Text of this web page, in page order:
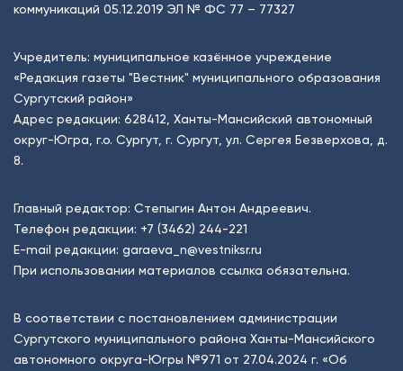
коммуникаций 05.12.2019 ЭЛ № ФС 77 – 77327
Учредитель: муниципальное казённое учреждение
«Редакция газеты "Вестник" муниципального образования
Сургутский район»
Адрес редакции: 628412, Ханты-Мансийский автономный
округ-Югра, г.о. Сургут, г. Сургут, ул. Сергея Безверхова, д.
8.
Главный редактор: Степыгин Антон Андреевич.
Телефон редакции: +7 (3462) 244-221
E-mail редакции: garaeva_n@vestniksr.ru
При использовании материалов ссылка обязательна.
В соответствии с постановлением администрации
Сургутского муниципального района Ханты-Мансийского
автономного округа-Югры №971 от 27.04.2024 г. «Об